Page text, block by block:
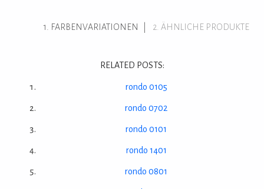
FARBENVARIATIONEN ÄHNLICHE PRODUKTE
RELATED POSTS:
rondo 0105
rondo 0702
rondo 0101
rondo 1401
rondo 0801